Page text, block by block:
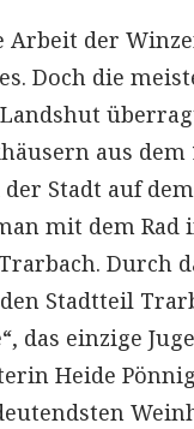
der
Doch die
aus dem
Stadt auf
mit dem
Durch
Stadtteil
das einzige
Heide